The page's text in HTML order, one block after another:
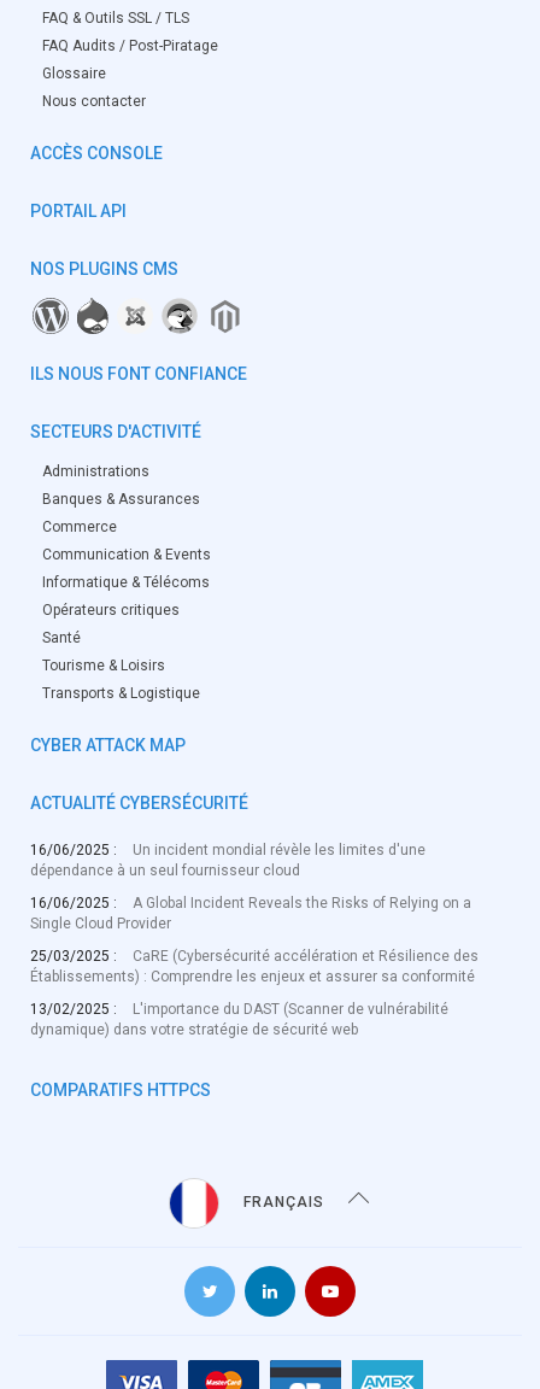
FAQ & Outils SSL / TLS
FAQ Audits / Post-Piratage
Glossaire
Nous contacter
ACCÈS CONSOLE
PORTAIL API
NOS PLUGINS CMS
ILS NOUS FONT CONFIANCE
SECTEURS D'ACTIVITÉ
Administrations
Banques & Assurances
Commerce
Communication & Events
Informatique & Télécoms
Opérateurs critiques
Santé
Tourisme & Loisirs
Transports & Logistique
CYBER ATTACK MAP
ACTUALITÉ CYBERSÉCURITÉ
16/06/2025 :
Un incident mondial révèle les limites d'une
dépendance à un seul fournisseur cloud
16/06/2025 :
A Global Incident Reveals the Risks of Relying on a
Single Cloud Provider
25/03/2025 :
CaRE (Cybersécurité accélération et Résilience des
Établissements) : Comprendre les enjeux et assurer sa conformité
13/02/2025 :
L'importance du DAST (Scanner de vulnérabilité
dynamique) dans votre stratégie de sécurité web
COMPARATIFS HTTPCS
FRANÇAIS